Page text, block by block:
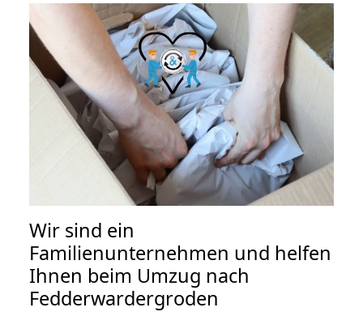
Wir sind ein
Familienunternehmen und helfen
Ihnen beim Umzug nach
Fedderwardergroden